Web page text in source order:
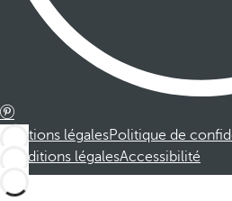
Mentions légalesPolitique de
Conditions légalesAccessibilité